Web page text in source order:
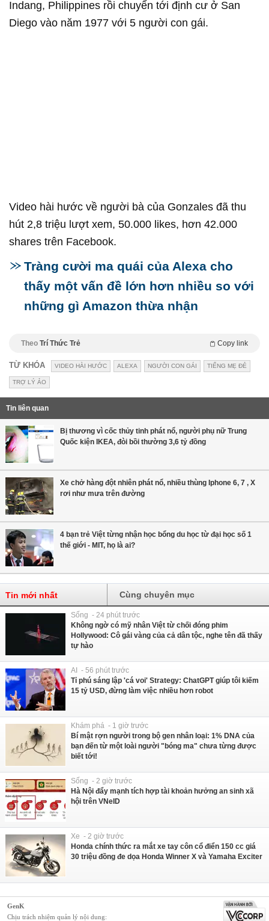
Indang, Philippines rồi chuyển tới định cư ở San
Diego vào năm 1977 với 5 người con gái.
Video hài hước về người bà của Gonzales đã thu
hút 2,8 triệu lượt xem, 50.000 likes, hơn 42.000
shares trên Facebook.
Tràng cười ma quái của Alexa cho
thấy một vấn đề lớn hơn nhiều so với
những gì Amazon thừa nhận
Theo Trí Thức Trẻ Copy link
TỪ KHÓA VIDEO HÀI HƯỚC ALEXA NGƯỜI CON GÁI TIẾNG MẸ ĐẺ
TRỢ LÝ ẢO
Tin liên quan
Bị thương vì cốc thủy tinh phát nổ, người phụ nữ Trung
Quốc kiện IKEA, đòi bồi thường 3,6 tỷ đồng
Xe chở hàng đột nhiên phát nổ, nhiều thùng Iphone 6, 7 , X
rơi như mưa trên đường
4 bạn trẻ Việt từng nhận học bổng du học từ đại học số 1
thế giới - MIT, họ là ai?
Tin mới nhất Cùng chuyên mục
Sống - 24 phút trước
Không ngờ có mỹ nhân Việt từ chối đóng phim
Hollywood: Cô gái vàng của cả dân tộc, nghe tên đã thấy
tự hào
AI - 56 phút trước
Tỉ phú sáng lập 'cá voi' Strategy: ChatGPT giúp tôi kiếm
15 tỷ USD, đừng làm việc nhiều hơn robot
Khám phá - 1 giờ trước
Bí mật rợn người trong bộ gen nhân loại: 1% DNA của
bạn đến từ một loài người "bóng ma" chưa từng được
biết tới!
Sống - 2 giờ trước
Hà Nội đẩy mạnh tích hợp tài khoản hưởng an sinh xã
hội trên VNeID
Xe - 2 giờ trước
Honda chính thức ra mắt xe tay côn cổ điển 150 cc giá
30 triệu đồng đe dọa Honda Winner X và Yamaha Exciter
GenK
Chịu trách nhiệm quản lý nội dung: